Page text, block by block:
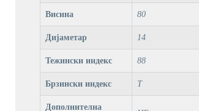
Висина 80
Дијаметар 14
Тежински индекс 88
Брзински индекс T
Дополнителна